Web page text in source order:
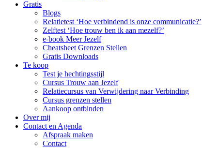
Gratis
Blogs
Relatietest ‘Hoe verbindend is onze communicatie?’
Zelftest ‘Hoe trouw ben ik aan mezelf?’
e-book Meer Jezelf
Cheatsheet Grenzen Stellen
Gratis Downloads
Te koop
Test je hechtingsstijl
Cursus Trouw aan Jezelf
Relatiecursus van Verwijdering naar Verbinding
Cursus grenzen stellen
Aankoop ontbinden
Over mij
Contact en Agenda
Afspraak maken
Contact